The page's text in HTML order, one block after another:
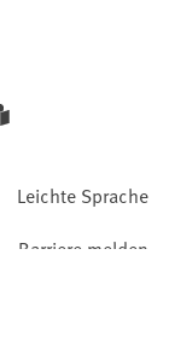
Leichte Sprache
Barriere melden